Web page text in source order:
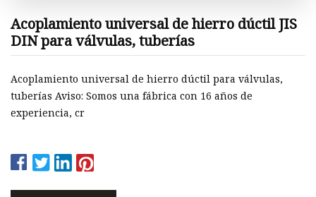
Acoplamiento universal de hierro dúctil JIS
DIN para válvulas, tuberías
Acoplamiento universal de hierro dúctil para válvulas,
tuberías Aviso: Somos una fábrica con 16 años de
experiencia, cr